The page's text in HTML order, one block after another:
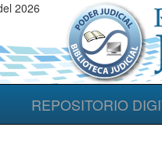
2026
REPOSITORIO